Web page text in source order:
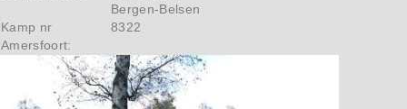
Bergen-Belsen
Kamp nr
Amersfoort:
8322